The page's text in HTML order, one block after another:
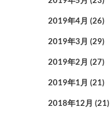
2019年4月 (26)
2019年3月 (29)
2019年2月 (27)
2019年1月 (21)
2018年12月 (21)